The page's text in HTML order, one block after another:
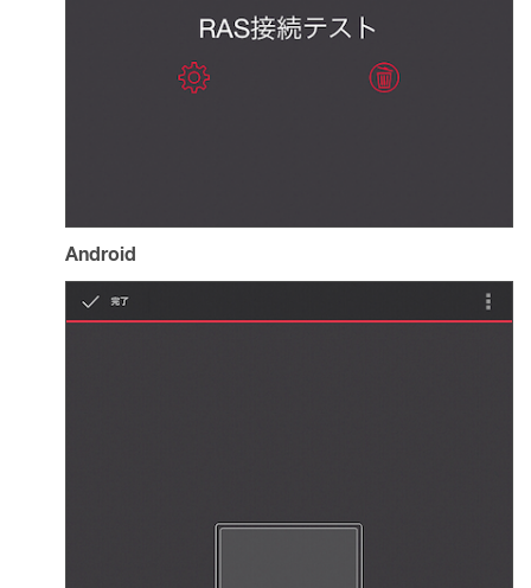
Android